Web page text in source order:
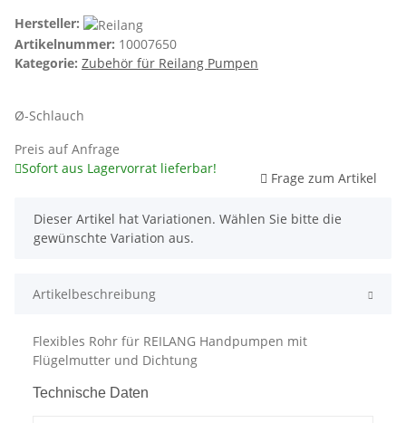
Hersteller:
Artikelnummer: 10007650
Kategorie: Zubehör für Reilang Pumpen
Ø-Schlauch
Preis auf Anfrage
Sofort aus Lagervorrat lieferbar!
Frage zum Artikel
x
Dieser Artikel hat Variationen. Wählen Sie bitte die
gewünschte Variation aus.
Artikelbeschreibung
Flexibles Rohr für REILANG Handpumpen mit
Flügelmutter und Dichtung
Technische Daten